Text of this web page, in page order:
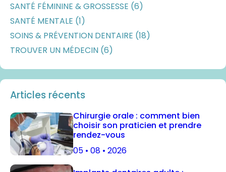
SANTÉ FÉMININE & GROSSESSE (6)
SANTÉ MENTALE (1)
SOINS & PRÉVENTION DENTAIRE (18)
TROUVER UN MÉDECIN (6)
Articles récents
Chirurgie orale : comment bien
choisir son praticien et prendre
rendez-vous
05 • 08 • 2026